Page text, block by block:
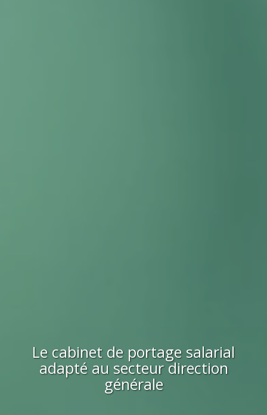
Le cabinet de portage salarial
adapté au secteurdirection
générale